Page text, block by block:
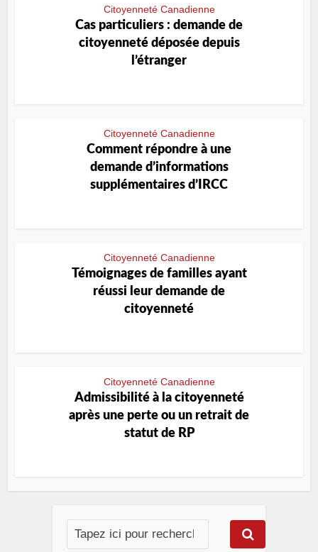
Citoyenneté Canadienne
Cas particuliers : demande de
citoyenneté déposée depuis
l’étranger
Citoyenneté Canadienne
Comment répondre à une
demande d’informations
supplémentaires d’IRCC
Citoyenneté Canadienne
Témoignages de familles ayant
réussi leur demande de
citoyenneté
Citoyenneté Canadienne
Admissibilité à la citoyenneté
après une perte ou un retrait de
statut de RP